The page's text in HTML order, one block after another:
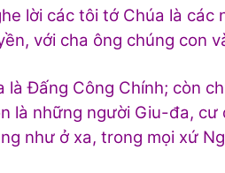
lời các tôi tớ Chúa là các
với cha ông chúng con
là Đấng Công Chính; còn
là những người Giu-đa,
như ở xa, trong mọi xứ